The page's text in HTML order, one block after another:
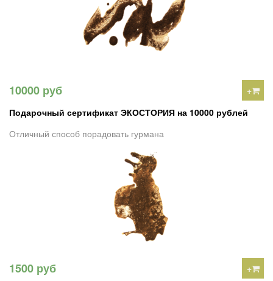
10000 руб
+
Подарочный сертификат ЭКОСТОРИЯ на 10000 рублей
Отличный способ порадовать гурмана
1500 руб
+